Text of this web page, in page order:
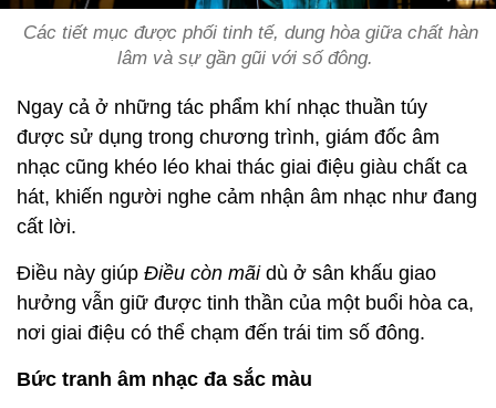
Các tiết mục được phối tinh tế, dung hòa giữa chất hàn
lâm và sự gần gũi với số đông.
Ngay cả ở những tác phẩm khí nhạc thuần túy
được sử dụng trong chương trình, giám đốc âm
nhạc cũng khéo léo khai thác giai điệu giàu chất ca
hát, khiến người nghe cảm nhận âm nhạc như đang
cất lời.
Điều này giúp Điều còn mãi dù ở sân khấu giao
hưởng vẫn giữ được tinh thần của một buổi hòa ca,
nơi giai điệu có thể chạm đến trái tim số đông.
Bức tranh âm nhạc đa sắc màu